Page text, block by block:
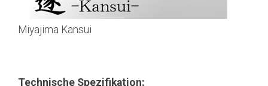
Miyajima Kansui
Technische Spezifikation: